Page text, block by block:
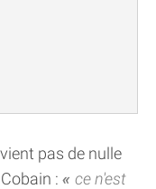
pas de nulle
:
ce n'est